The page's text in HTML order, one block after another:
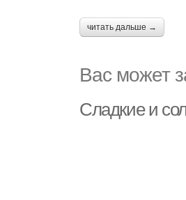
читать дальше →
Вас может
Сладкие и